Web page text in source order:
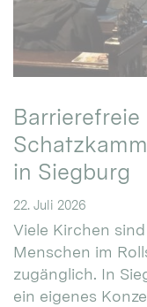
in Siegburg
22. Juli 2026
Viele Kirchen
Menschen im
zugänglich. In
ein eigenes